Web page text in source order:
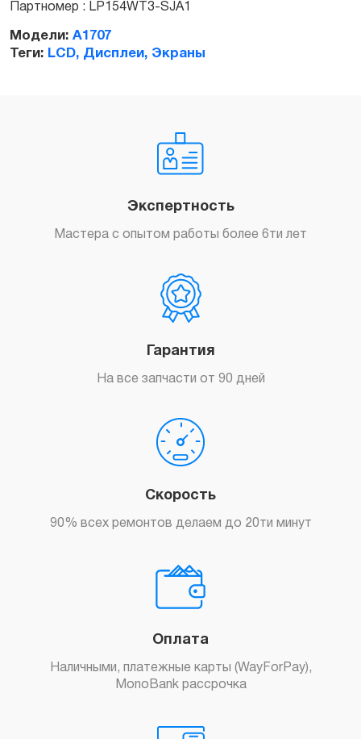
Партномер : LP154WT3-SJA1
Модели: A1707
Теги: LCD, Дисплеи, Экраны
Экспертность
Мастера с опытом работы более 6ти лет
Гарантия
На все запчасти от 90 дней
Скорость
90% всех ремонтов делаем до 20ти минут
Оплата
Наличными, платежные карты (WayForPay),
MonoBank рассрочка